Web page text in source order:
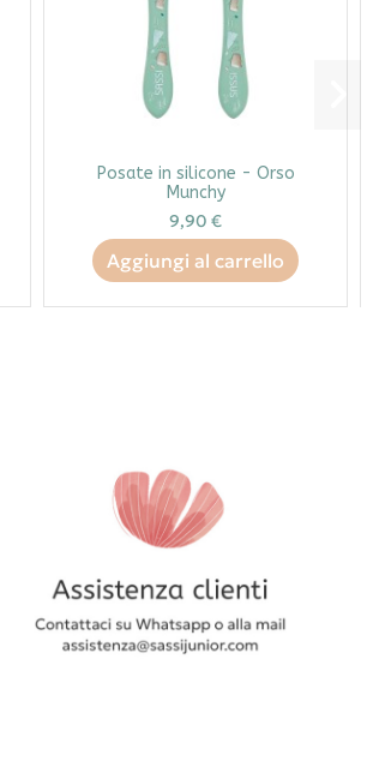
Posate in silicone - Orso
Munchy
9,90 €
Aggiungi al carrello